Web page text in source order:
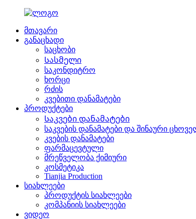
მთავარი
განაცხადი
საცხობი
Სასმელი
საკონდიტრო
ხორცი
რძის
კვებითი დანამატები
პროდუქტები
Საკვები დანამატები
საკვების დანამატები და შინაური
კვების დანამატები
ფარმაცევტული
მრეწველობა ქიმიური
კოსმეტიკა
Tianjia Production
სიახლეები
პროდუქტის სიახლეები
კომპანიის სიახლეები
ვიდეო